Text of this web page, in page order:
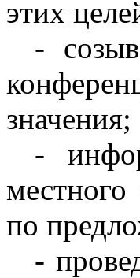
этих
-
значения;
-
по
-